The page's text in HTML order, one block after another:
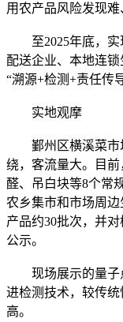
用农产品风险发现难
至2025年底，实
配送企业、本地连
“溯源+检测+责任传
实地观摩
鄞州区横溪菜市
绕，客流量大。目
醛、吊白块等8个常
农乡集市和市场周
产品约30批次，并
公示。
现场展示的量子
进检测技术，较传
高。